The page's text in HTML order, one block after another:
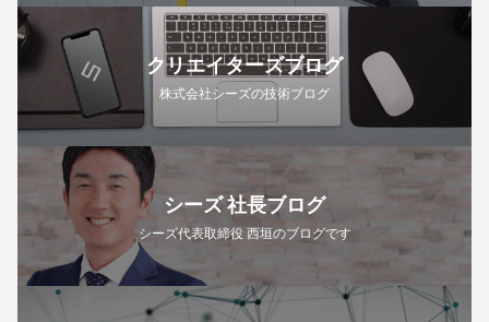
クリエイターズブログ
株式会社シーズの技術ブログ
シーズ 社長ブログ
シーズ代表取締役 西垣のブログです